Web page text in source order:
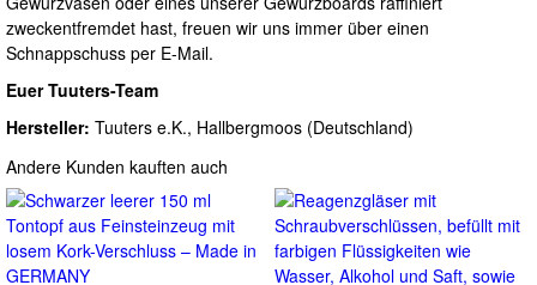
zweckentfremdet hast, freuen wir uns immer über einen
Schnappschuss per E-Mail.
Euer Tuuters-Team
Hersteller: Tuuters e.K., Hallbergmoos (Deutschland)
Andere Kunden kauften auch